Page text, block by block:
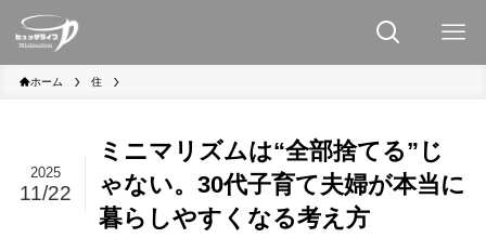
ホーム 住
ミニマリズムは“全部捨てる”じ
ゃない。30代子育て夫婦が本当に
暮らしやすくなる考え方
2025
11/22